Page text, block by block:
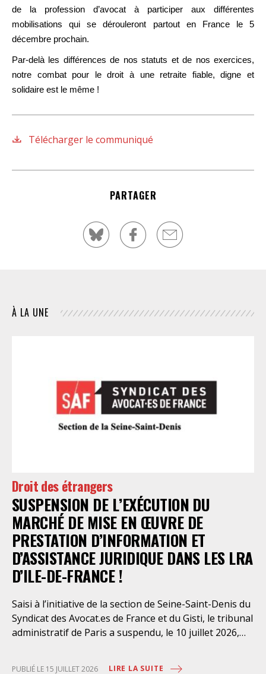
de la profession d’avocat à participer aux différentes
mobilisations qui se dérouleront partout en France le 5
décembre prochain.
Par-delà les différences de nos statuts et de nos exercices,
notre combat pour le droit à une retraite fiable, digne et
solidaire est le même !
Télécharger le communiqué
PARTAGER
À LA UNE
Droit des étrangers
SUSPENSION DE L’EXÉCUTION DU
MARCHÉ DE MISE EN ŒUVRE DE
PRESTATION D’INFORMATION ET
D’ASSISTANCE JURIDIQUE DANS LES LRA
D’ILE-DE-FRANCE !
Saisi à l’initiative de la section de Seine-Saint-Denis du
Syndicat des Avocat.es de France et du Gisti, le tribunal
administratif de Paris a suspendu, le 10 juillet 2026,
PUBLIÉ LE 15 JUILLET 2026 LIRE LA SUITE